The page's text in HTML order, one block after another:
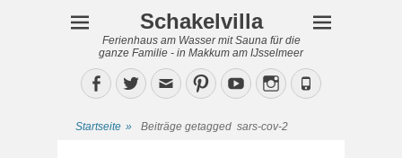
Schakelvilla
Ferienhaus am Wasser mit Sauna für die
ganze Familie - in Makkum am IJsselmeer
Facebook
TwitterEmailPinterestYouTubeInstagram
Phone
Startseite » Beiträge getagged sars-cov-2